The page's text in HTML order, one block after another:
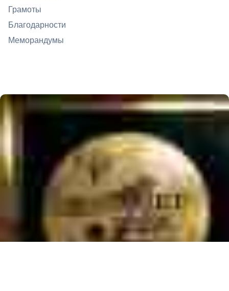
Грамоты
Благодарности
Меморандумы